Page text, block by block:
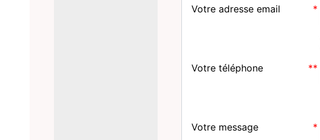
Votre adresse email
Votre téléphone
Votre message